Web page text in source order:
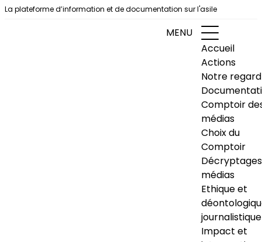
Aller au contenu
La plateforme d’information et de documentation sur l'asile
MENU
Accueil
Actions
Notre regard
Comptoir
médias
Choix du
Comptoir
Décryptages
médias
Ethique et
journalistique
Impact et